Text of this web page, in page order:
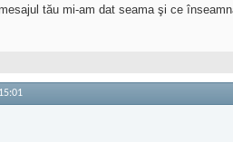
tău mi-am dat seama şi ce
15:01